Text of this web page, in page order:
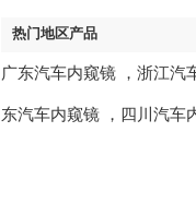
热门地区产品
广东汽车内窥镜 ， 浙江汽
东汽车内窥镜 ， 四川汽车